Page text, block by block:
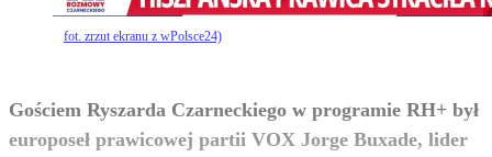
fot. zrzut ekranu z wPolsce24)
Gościem Ryszarda Czarneckiego w programie RH+ był
europoseł prawicowej partii VOX Jorge Buxade, lider